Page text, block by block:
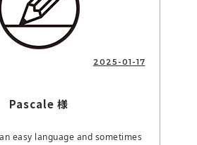
2025-01-17
Pascale 様
easy language and sometimes